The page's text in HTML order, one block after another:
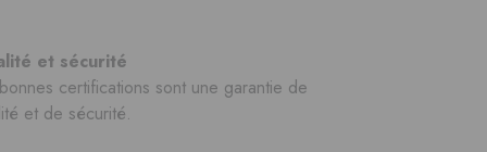
et sécurité
certifications sont une garantie de
et de sécurité.